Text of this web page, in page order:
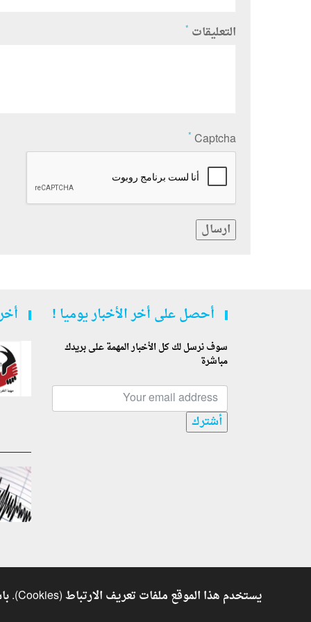
التعليقات *
Captcha
*
ارسال
أحصل على أخر الأخبار يوميا !
سوف نرسل لك كل الأخبار المهمة على بريدك
مباشرة
أشترك
يستخدم هذا الموقع ملفات تعريف الارتباط (Cookies). باستكمال تصفحك للموقع فأنت توافق على استخدام ملفات تعريف الارتباط. للمزيد من المعلومات